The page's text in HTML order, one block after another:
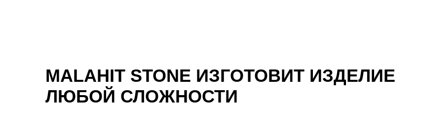
MALAHIT STONE ИЗГОТОВИТ ИЗДЕЛИЕ
ЛЮБОЙ СЛОЖНОСТИ